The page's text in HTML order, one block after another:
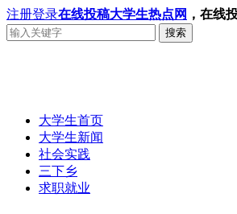
注册登录在线投稿大学生热点网 ，在线
搜索
大学生首页
大学生新闻
社会实践
三下乡
求职就业